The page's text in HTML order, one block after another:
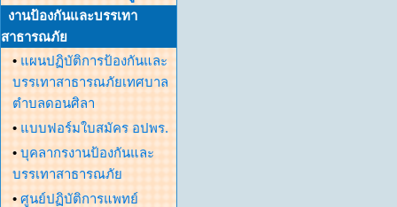
งานป้องกันและบรรเทา
สาธารณภัย
• แผนปฏิบัติการป้องกันและ
บรรเทาสาธารณภัยเทศบาล
ตำบลดอนศิลา
• แบบฟอร์มใบสมัคร อปพร.
• บุคลากรงานป้องกันและ
บรรเทาสาธารณภัย
• ศูนย์ปฏิบัติการแพทย์